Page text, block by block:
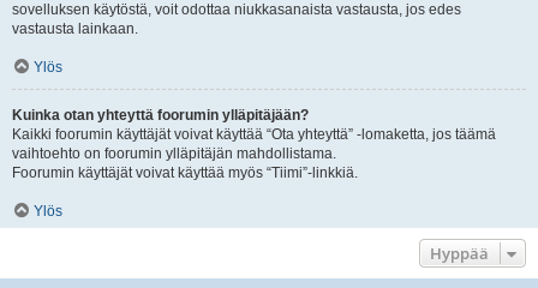
sovelluksen käytöstä, voit odottaa niukkasanaista vastausta, jos edes
vastausta lainkaan.
Ylös
Kuinka otan yhteyttä foorumin ylläpitäjään?
Kaikki foorumin käyttäjät voivat käyttää “Ota yhteyttä” -lomaketta, jos täämä
vaihtoehto on foorumin ylläpitäjän mahdollistama.
Foorumin käyttäjät voivat käyttää myös “Tiimi”-linkkiä.
Ylös
Hyppää